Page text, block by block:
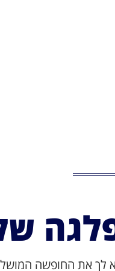
לך את החופשה